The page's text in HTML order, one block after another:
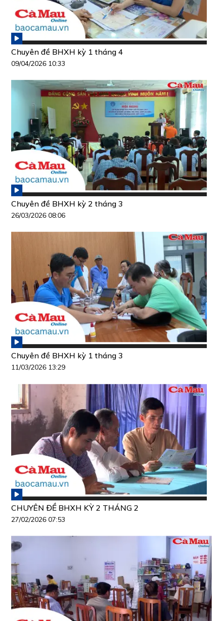
Chuyên đề BHXH kỳ 1 tháng 4
09/04/2026 10:33
Chuyên đề BHXH kỳ 2 tháng 3
26/03/2026 08:06
Chuyên đề BHXH kỳ 1 tháng 3
11/03/2026 13:29
CHUYÊN ĐỀ BHXH KỲ 2 THÁNG 2
27/02/2026 07:53